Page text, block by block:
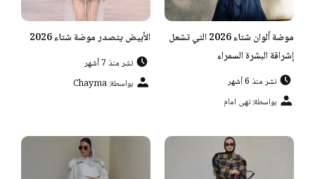
موضة ألوان شتاء 2026 التي تشعل
إشراقة البشرة السمراء
نشر منذ 6 أشهر
بواسطة: نهى امام
الأبيض يتصدر موضة شتاء 2026
نشر منذ 7 أشهر
بواسطة: Chayma